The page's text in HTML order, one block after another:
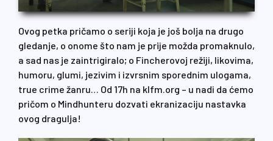
Ovog petka pričamo o seriji koja je još bolja na drugo
gledanje, o onome što nam je prije možda promaknulo,
a sad nas je zaintrigiralo; o Fincherovoj režiji, likovima,
humoru, glumi, jezivim i izvrsnim sporednim ulogama,
true crime žanru… Od 17h na klfm.org – u nadi da ćemo
pričom o Mindhunteru dozvati ekranizaciju nastavka
ovog dragulja!